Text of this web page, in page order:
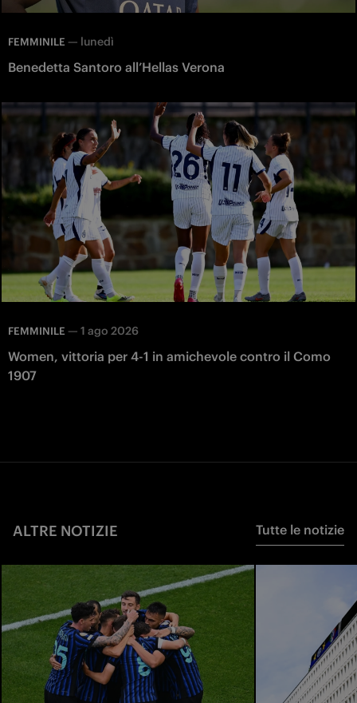
FEMMINILE — lunedì
Benedetta Santoro all’Hellas Verona
FEMMINILE — 1 ago 2026
Women, vittoria per 4-1 in amichevole contro il Como
1907
ALTRE NOTIZIE Tutte le notizie